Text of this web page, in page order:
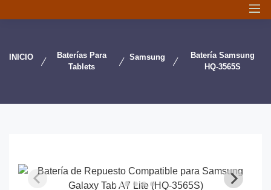
INICIO
Baterías Para
Tablets
Samsung
Batería Samsung
HQ-3565S